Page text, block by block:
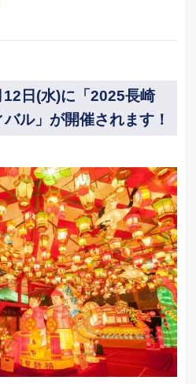
日(水)に「2025長崎
ル」が開催されます！